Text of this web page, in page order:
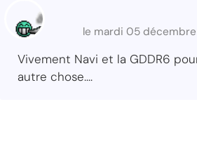
le mardi 05 décembre
Vivement Navi et la GDDR6
autre chose....